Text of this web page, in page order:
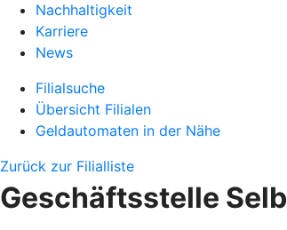
Nachhaltigkeit
Karriere
News
Filialsuche
Übersicht Filialen
Geldautomaten in der Nähe
Zurück zur Filialliste
Geschäftsstelle Selb